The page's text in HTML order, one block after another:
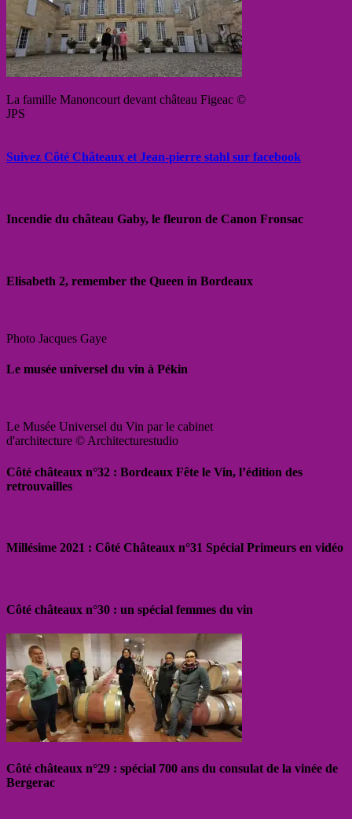
La famille Manoncourt devant château Figeac ©
JPS
Suivez Côté Châteaux et Jean-pierre stahl sur facebook
Incendie du château Gaby, le fleuron de Canon Fronsac
Elisabeth 2, remember the Queen in Bordeaux
Photo Jacques Gaye
Le musée universel du vin à Pékin
Le Musée Universel du Vin par le cabinet
d'architecture © Architecturestudio
Côté châteaux n°32 : Bordeaux Fête le Vin, l’édition des
retrouvailles
Millésime 2021 : Côté Châteaux n°31 Spécial Primeurs en vidéo
Côté châteaux n°30 : un spécial femmes du vin
Côté châteaux n°29 : spécial 700 ans du consulat de la vinée de
Bergerac